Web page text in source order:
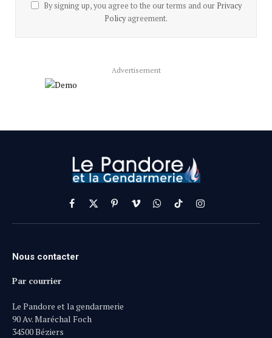
By signing up, you agree to the our terms and our Privacy
Policyagreement.
Advertisement
Facebook
X
(Twitter)
PinterestVimeoWhatsApp
TikTokInstagram
Nous contacter
Par courrier
Le Pandore et la gendarmerie
90 Av. Maréchal Foch
34500 Béziers